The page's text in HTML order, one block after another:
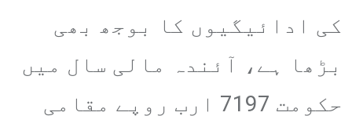
کی ادائیگیوں کا بوجھ بھی
بڑھا ہے، آئندہ مالی سال میں
حکومت 7197 ارب روپے مقامی